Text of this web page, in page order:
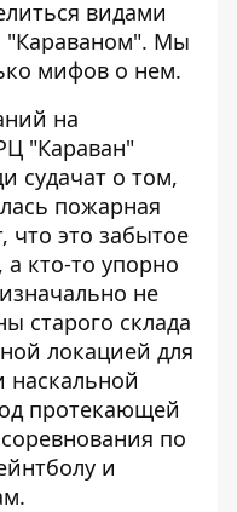
видами
"Караваном". Мы
мифов о нем.
на
"Караван"
судачат о том,
пожарная
что это забытое
кто-то упорно
не
старого склада
локацией для
наскальной
протекающей
по
и